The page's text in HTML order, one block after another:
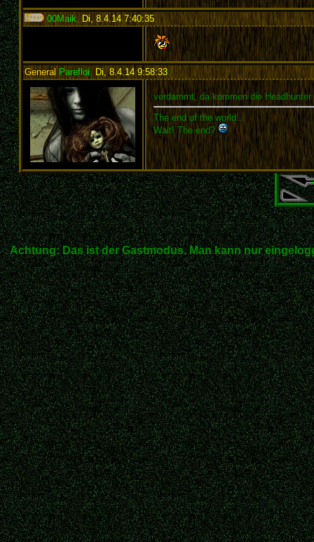
00Maik, Di, 8.4.14 7:40:35:
GeneralParefloi Di, 8.4.14 9:58:33:
verdammt, da kommen die
The end of the world...
Wait! The end?
Achtung: Das ist der Gastmodus. Man kann nur